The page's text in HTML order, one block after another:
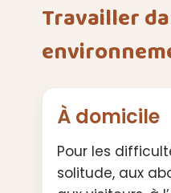
Travailler
À domicile
Pour les
solitude, aux